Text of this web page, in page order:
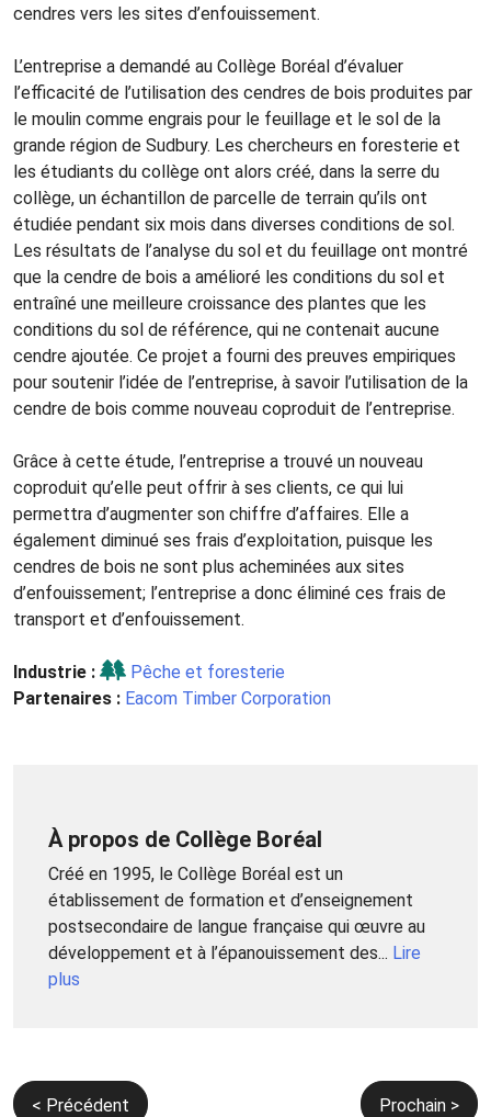
cendres vers les sites d’enfouissement.
L’entreprise a demandé au Collège Boréal d’évaluer
l’efficacité de l’utilisation des cendres de bois produites par
le moulin comme engrais pour le feuillage et le sol de la
grande région de Sudbury. Les chercheurs en foresterie et
les étudiants du collège ont alors créé, dans la serre du
collège, un échantillon de parcelle de terrain qu’ils ont
étudiée pendant six mois dans diverses conditions de sol.
Les résultats de l’analyse du sol et du feuillage ont montré
que la cendre de bois a amélioré les conditions du sol et
entraîné une meilleure croissance des plantes que les
conditions du sol de référence, qui ne contenait aucune
cendre ajoutée. Ce projet a fourni des preuves empiriques
pour soutenir l’idée de l’entreprise, à savoir l’utilisation de la
cendre de bois comme nouveau coproduit de l’entreprise.
Grâce à cette étude, l’entreprise a trouvé un nouveau
coproduit qu’elle peut offrir à ses clients, ce qui lui
permettra d’augmenter son chiffre d’affaires. Elle a
également diminué ses frais d’exploitation, puisque les
cendres de bois ne sont plus acheminées aux sites
d’enfouissement; l’entreprise a donc éliminé ces frais de
transport et d’enfouissement.
Industrie :
Pêche et foresterie
Partenaires : Eacom Timber Corporation
À propos de Collège Boréal
Créé en 1995, le Collège Boréal est un
établissement de formation et d’enseignement
postsecondaire de langue française qui œuvre au
développement et à l’épanouissement des... Lire
plus
Navigation
< Précédent Prochain >